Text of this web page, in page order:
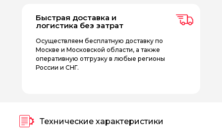
Быстрая доставка и
логистика без затрат
Осуществляем бесплатную доставку по
Москве и Московской области, а также
оперативную отгрузку в любые регионы
России и СНГ.
Технические характеристики